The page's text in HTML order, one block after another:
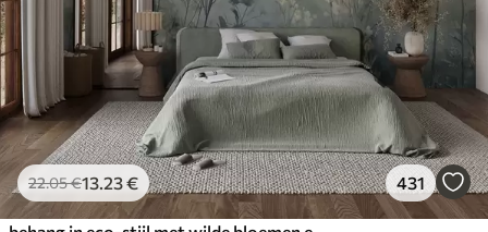
22.05€13 .23€ 431